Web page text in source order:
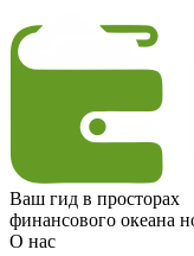
Ваш гид в просторах
финансового океана
О нас